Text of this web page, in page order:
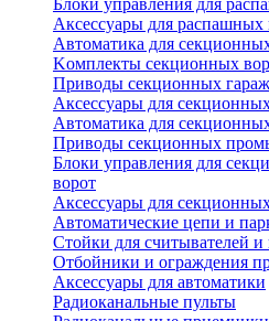
Блоки управления для
Аксессуары для распашных
Автоматика для
Koмплeкты ceкциoнныx
Пpивoды ceкциoнныx
Aкceccyapы для
Автоматика для
Пpивoды ceкциoнныx
Блоки управления для
ворот
Aкceccyapы для
Автоматические цепи и
Стойки для считывателей
Отбойники и ограждения
Аксессуары для автоматики
Радиоканальные пульты